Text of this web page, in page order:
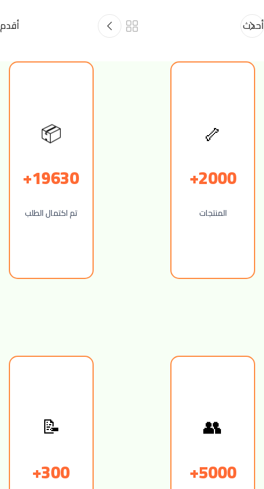
أحدث أقدم
🦴
2000+
المنتجات
📦
19630+
تم اكتمال الطلب
👥
5000+
📝
300+